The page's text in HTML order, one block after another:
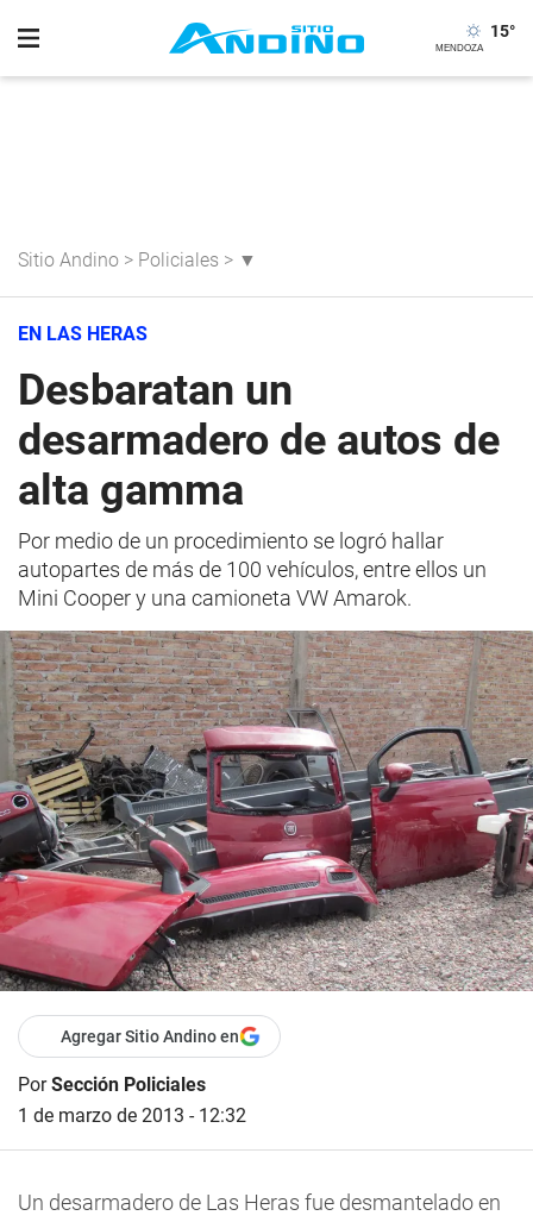
15°
Sitio Andino > Policiales > ▼
EN LAS HERAS
Desbaratan un
desarmadero de autos de
alta gamma
Por medio de un procedimiento se logró hallar
autopartes de más de 100 vehículos, entre ellos un
Mini Cooper y una camioneta VW Amarok.
Agregar Sitio Andino en
PorSección Policiales
1 de marzo de 2013 - 12:32
Un desarmadero de Las Heras fue desmantelado en